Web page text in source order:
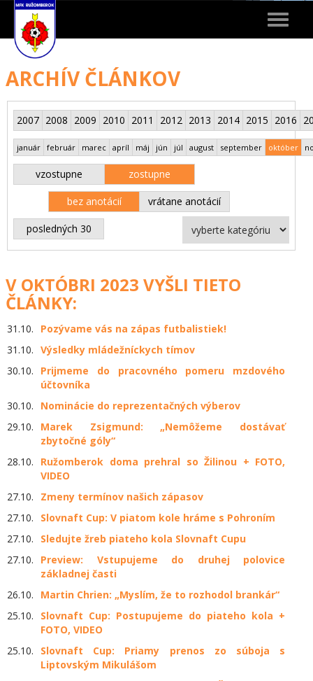
Toggle
ARCHÍV ČLÁNKOV
2007 2008 2009 2010 2011 2012 2013 2014 2015 2016
január február marec apríl máj jún júl august september október
vzostupne zostupne
bez anotácií vrátane anotácií
posledných 30
V OKTÓBRI 2023 VYŠLI TIETO
ČLÁNKY:
31.10.
Pozývame vás na zápas futbalistiek!
31.10. Výsledky mládežníckych tímov
30.10.
Prijmeme do pracovného pomeru mzdového
účtovníka
30.10.
Nominácie do reprezentačných výberov
29.10.
Marek Zsigmund: „Nemôžeme dostávať
zbytočné góly“
28.10.
Ružomberok doma prehral so Žilinou + FOTO,
VIDEO
27.10.
Zmeny termínov našich zápasov
27.10.
Slovnaft Cup: V piatom kole hráme s Pohroním
27.10.
Sledujte žreb piateho kola Slovnaft Cupu
27.10.
Preview: Vstupujeme do druhej polovice
základnej časti
26.10.
Martin Chrien: „Myslím, že to rozhodol brankár“
25.10.
Slovnaft Cup: Postupujeme do piateho kola +
FOTO, VIDEO
25.10.
Slovnaft Cup: Priamy prenos zo súboja s
Liptovským Mikulášom